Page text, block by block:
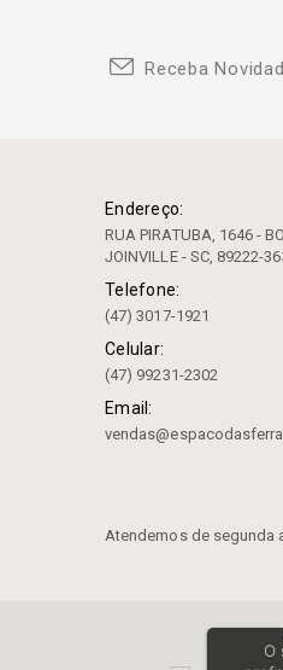
Ferramenta
Grampo Fechado
Encosto
Jogo De Calço
Mandriladores
Mangueira
Receba
Endereço:
RUA PIRATUBA, 1646 -
JOINVILLE - SC, 89222-
Telefone:
(47) 3017-1921
Celular:
(47) 99231-2302
Email:
Atendemos de segunda
O